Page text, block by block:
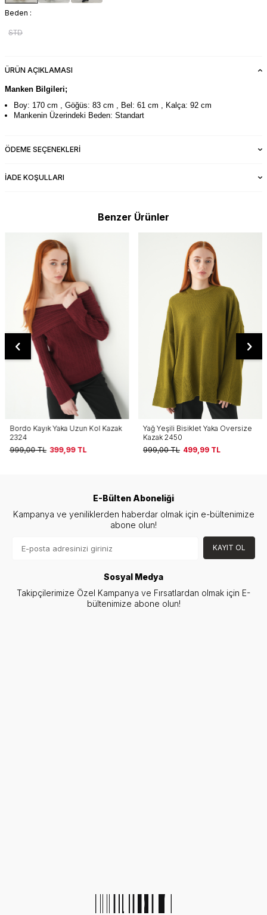
Beden :
STD
ÜRÜN AÇIKLAMASI
Manken Bilgileri;
Boy: 170 cm , Göğüs: 83 cm , Bel: 61 cm , Kalça: 92 cm
Mankenin Üzerindeki Beden: Standart
ÖDEME SEÇENEKLERI
İADE KOŞULLARI
Benzer Ürünler
Bordo Kayık Yaka Uzun Kol Kazak
2324
999,00TL 399,99TL
Yağ Yeşili Bisiklet Yaka Oversize
Kazak 2450
999,00TL 499,99TL
E-Bülten Aboneliği
Kampanya ve yeniliklerden haberdar olmak için e-bültenimize
abone olun!
KAYIT OL
Sosyal Medya
Takipçilerimize Özel Kampanya ve Fırsatlardan olmak için E-
bültenimize abone olun!